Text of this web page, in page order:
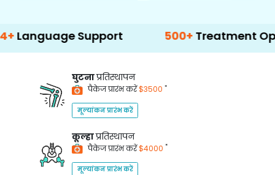
Support 500+ Treatment Options
घुटनाप्रतिस्थापन
पैकेज प्रारंभ करें$3500 *
मूल्यांकन प्रारंभ करें
कूल्हाप्रतिस्थापन
पैकेज प्रारंभ करें$4000 *
मूल्यांकन प्रारंभ करें